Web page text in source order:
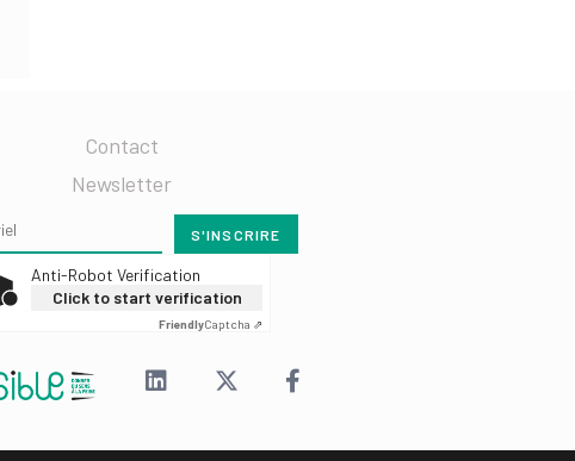
Contact
Newsletter
Anti-Robot Verification
Click to start verification
FriendlyCaptcha ⇗